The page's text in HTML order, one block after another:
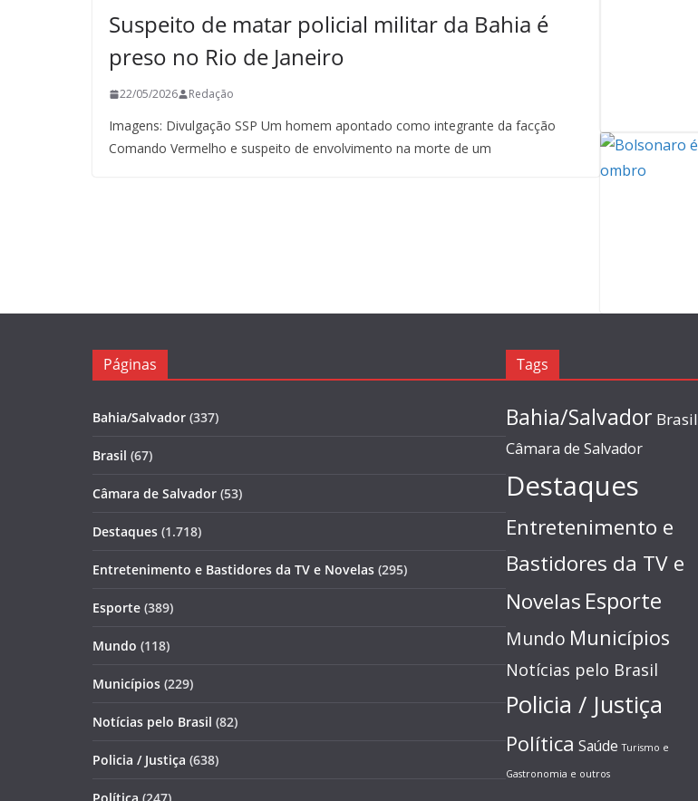
Suspeito de matar policial militar da Bahia é
preso no Rio de Janeiro
22/05/2026 Redação
Imagens: Divulgação SSP Um homem apontado como integrante da facção
Comando Vermelho e suspeito de envolvimento na morte de um
Páginas
Bahia/Salvador (337)
Brasil (67)
Câmara de Salvador (53)
Destaques (1.718)
Entretenimento e Bastidores da TV e Novelas (295)
Esporte (389)
Mundo (118)
Municípios (229)
Notícias pelo Brasil (82)
Policia / Justiça (638)
Tags
Bahia/Salvador Brasil
Câmara de Salvador
Destaques
Entretenimento e
Bastidores da TV e
Novelas Esporte
Mundo Municípios
Notícias pelo Brasil
Policia / Justiça
Política Saúde Turismo e
Gastronomia e outros